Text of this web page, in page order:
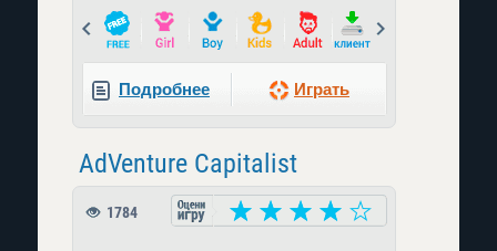
Prev
Подробнее Играть
AdVenture Capitalist
1784